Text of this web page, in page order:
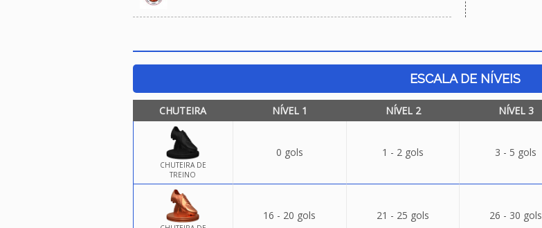
ESCALA DE NÍVEIS
CHUTEIRA NÍVEL 1 NÍVEL 2 NÍVEL 3
CHUTEIRA DE
TREINO
0 gols 1 - 2 gols 3 - 5 gols
16 - 20 gols 21 - 25 gols 26 - 30 gols